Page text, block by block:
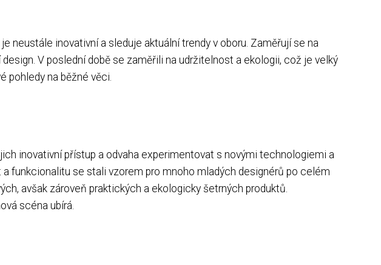
neustále inovativní a sleduje aktuální trendy v oboru. Zaměřují se na
V poslední době se zaměřili na udržitelnost a ekologii, což je velký
pohledy na běžné věci.
inovativní přístup a odvaha experimentovat s novými technologiemi a
funkcionalitu se stali vzorem pro mnoho mladých designérů po celém
avšak zároveň praktických a ekologicky šetrných produktů.
scéna ubírá.